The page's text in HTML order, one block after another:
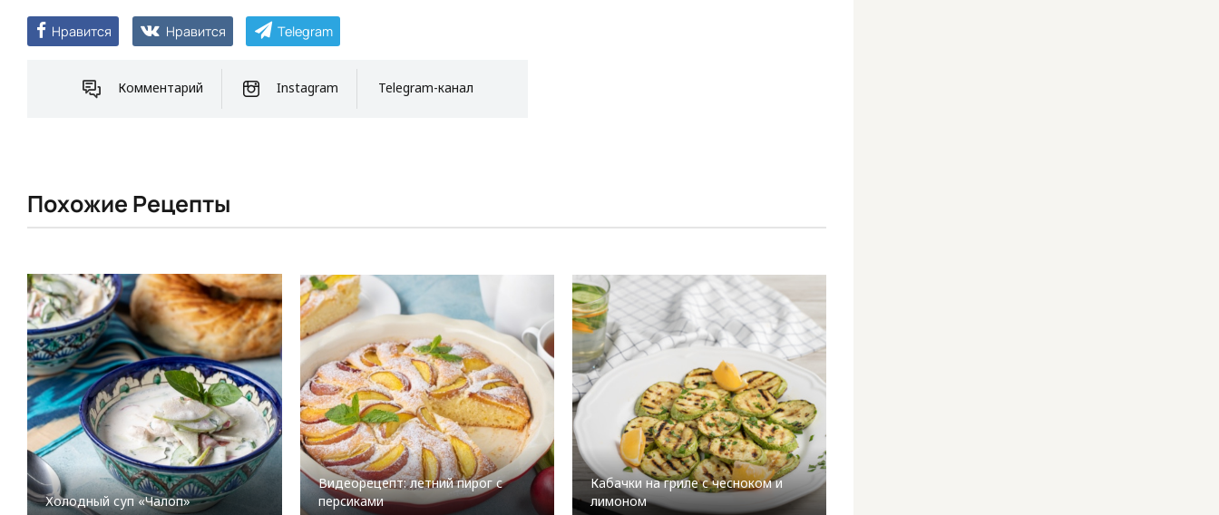
Нравится Нравится Telegram
Комментарий Instagram Telegram-канал
Похожие Рецепты
Холодный суп «Чалоп»
Видеорецепт: летний пирог с
персиками
Кабачки на гриле с чесноком и
лимоном